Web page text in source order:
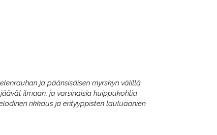
ja päänsisäisen myrskyn välillä.
ilmaan, ja varsinaisia huippukohtia
rikkaus ja erityyppisten lauluäänien